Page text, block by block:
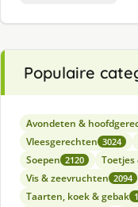
Populaire
Avondeten &
Vleesgerechten 3024
Soepen 2120
Vis & zeevruchten 2094
Taarten, koek & gebak